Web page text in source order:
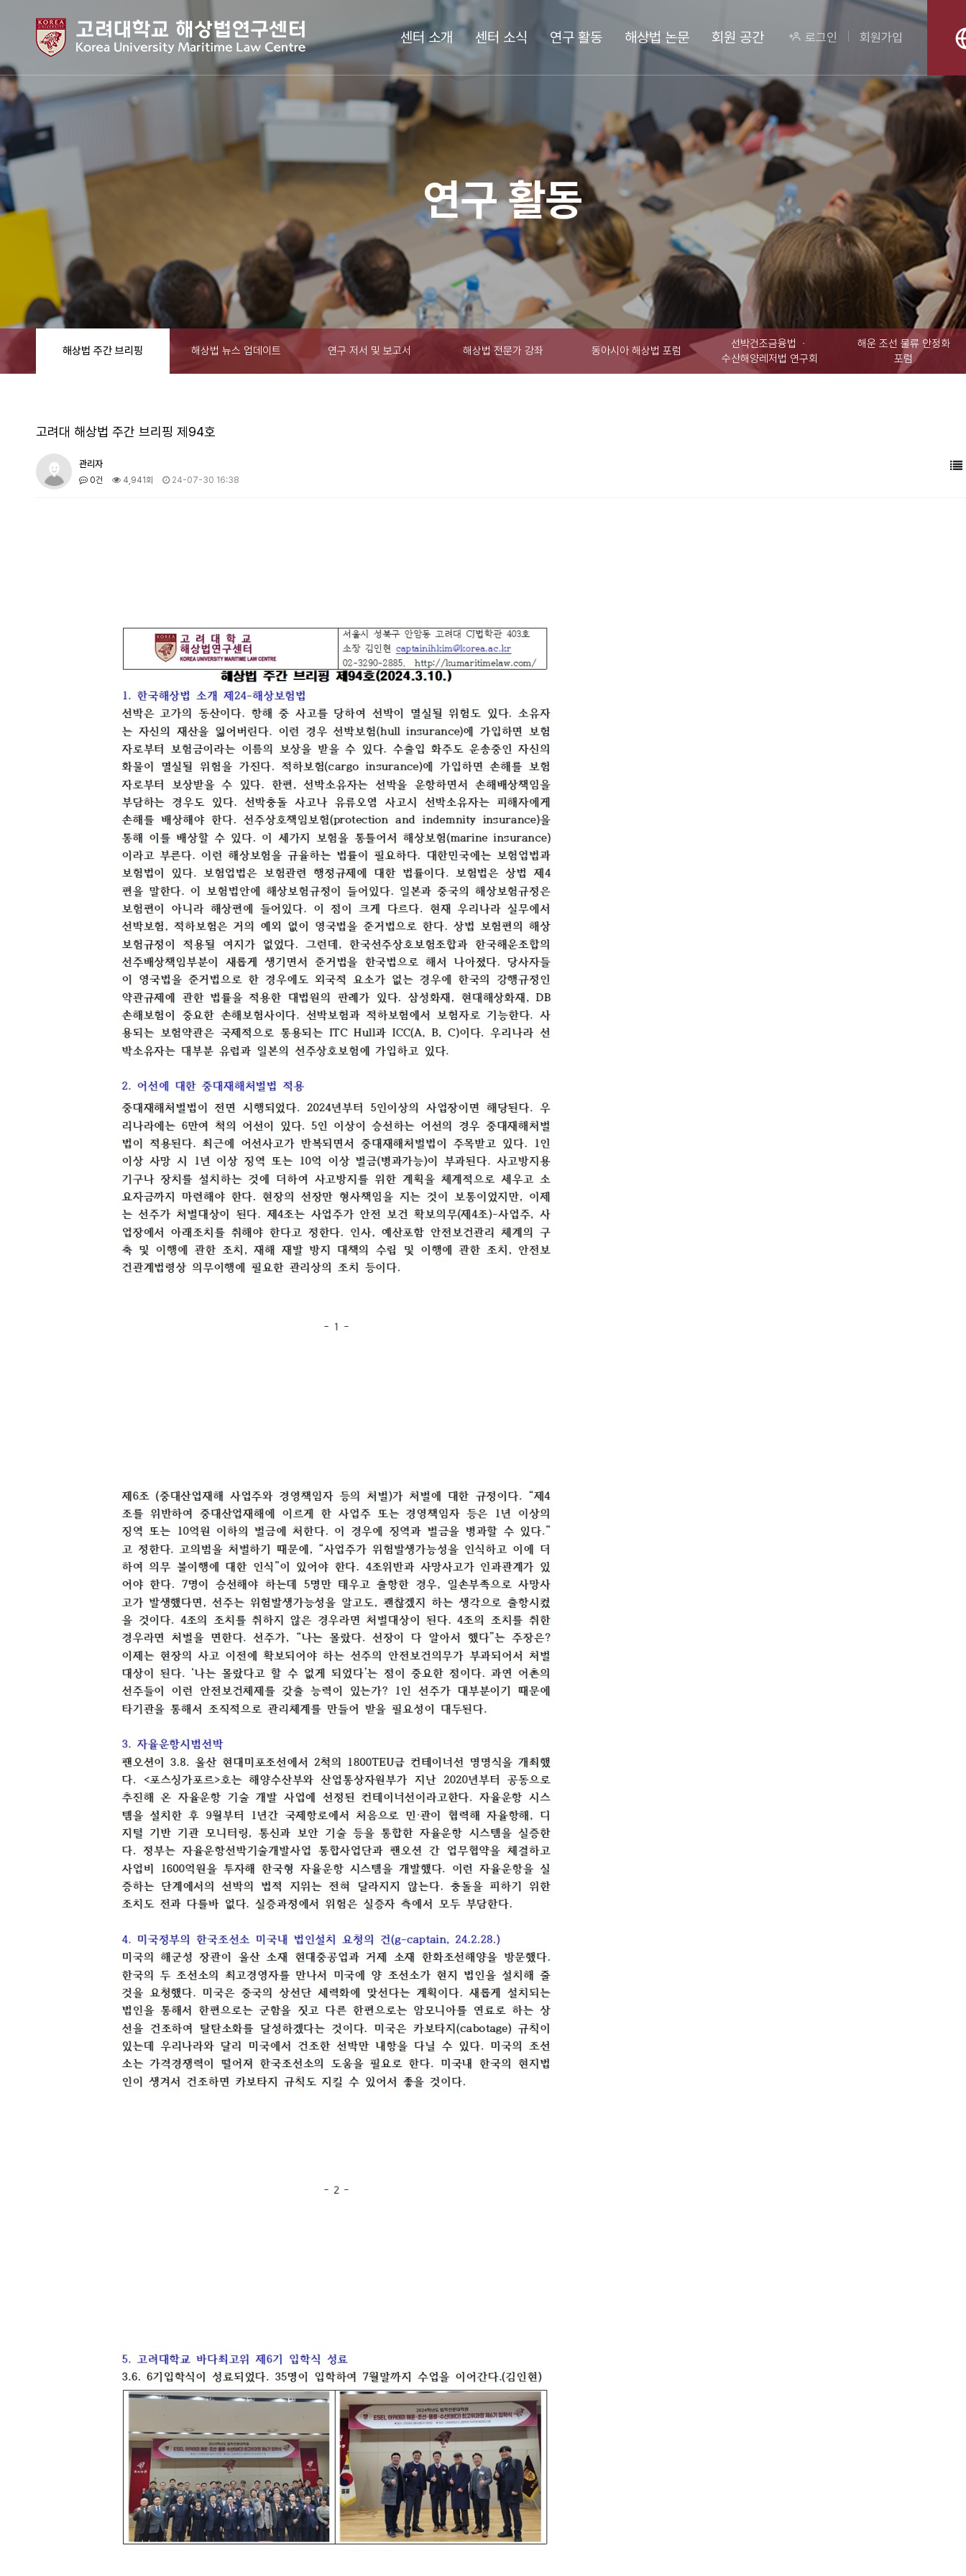
센터 소개 센터 소식 연구 활동 해상법 논문 회원 공간 로그인 회원가입
연구 활동
해상법 주간 브리핑 해상법 뉴스 업데이트 연구 저서 및 보고서 해상법 전문가 강좌 동아시아 해상법 포럼
선박건조금융법 ㆍ
수산해양레저법 연구회
해운 조선 물류 안정화
포럼
고려대 해상법 주간 브리핑 제94호
관리자
0건 4,941회 24-07-30 16:38